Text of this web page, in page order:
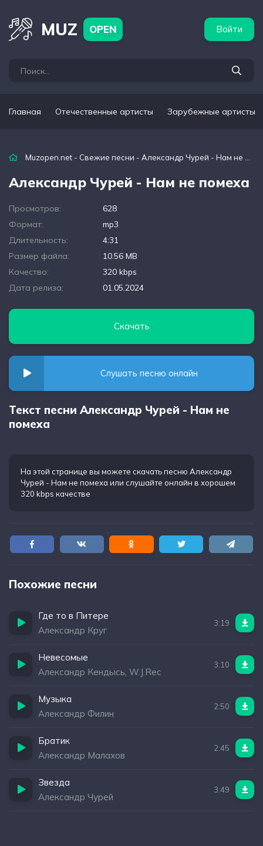
MUZ OPEN Войти
Главная Отечественные артисты Зарубежные артисты
Muzopen.net - Свежие песни - Александр Чурей - Нам не помеха
Александр Чурей - Нам не помеха
Просмотров:
628
Формат:
mp3
Длительность:
4:31
Размер файла:
10.56 MB
Качество:
320 kbps
Дата релиза:
01.05.2024
Скачать
Слушать песню онлайн
Текст песни Александр Чурей - Нам не
помеха
На этой странице вы можете скачать песню Александр
Чурей - Нам не помеха или слушайте онлайн в хорошем
320 kbps качестве
Похожие песни
Где то в Питере
Александр Круг
3:19
Невесомые
Александр Кендысь, W.J.Rec
3:10
Музыка
Александр Филин
2:50
Братик
Александр Малахов
2:45
Звезда
Александр Чурей
3:49
артисты Популярные подборки